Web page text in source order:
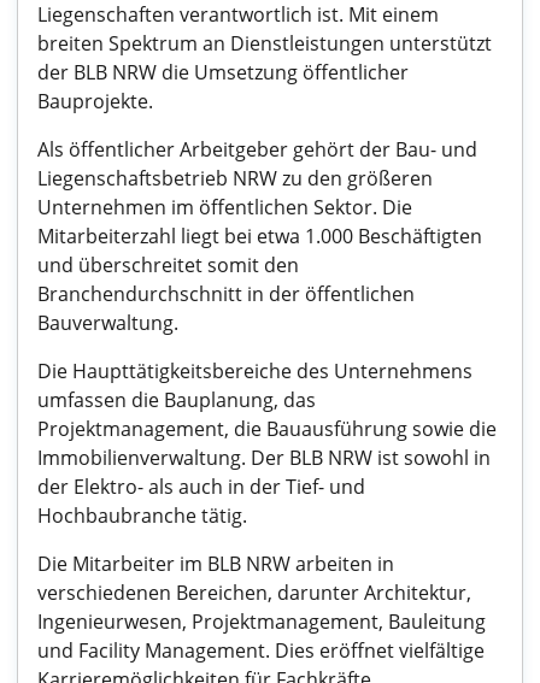
Liegenschaften verantwortlich ist. Mit einem
breiten Spektrum an Dienstleistungen unterstützt
der BLB NRW die Umsetzung öffentlicher
Bauprojekte.
Als öffentlicher Arbeitgeber gehört der Bau- und
Liegenschaftsbetrieb NRW zu den größeren
Unternehmen im öffentlichen Sektor. Die
Mitarbeiterzahl liegt bei etwa 1.000 Beschäftigten
und überschreitet somit den
Branchendurchschnitt in der öffentlichen
Bauverwaltung.
Die Haupttätigkeitsbereiche des Unternehmens
umfassen die Bauplanung, das
Projektmanagement, die Bauausführung sowie die
Immobilienverwaltung. Der BLB NRW ist sowohl in
der Elektro- als auch in der Tief- und
Hochbaubranche tätig.
Die Mitarbeiter im BLB NRW arbeiten in
verschiedenen Bereichen, darunter Architektur,
Ingenieurwesen, Projektmanagement, Bauleitung
und Facility Management. Dies eröffnet vielfältige